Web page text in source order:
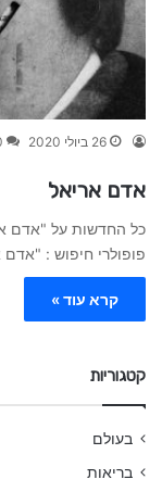
26 ביולי 2020
אדם אריאל
כל החדשות על "אדם
פופולרי חיפוש : "אדם
קרא עוד »
קטגוריות
בעולם
בריאות